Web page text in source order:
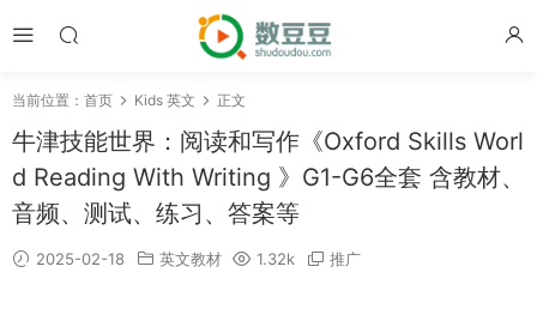
当前位置： 首页 Kids 英文 正文
牛津技能世界：阅读和写作《Oxford Skills Worl
d Reading With Writing 》G1-G6全套 含教材、
音频、测试、练习、答案等
2025-02-18 英文教材 1.32k 推广